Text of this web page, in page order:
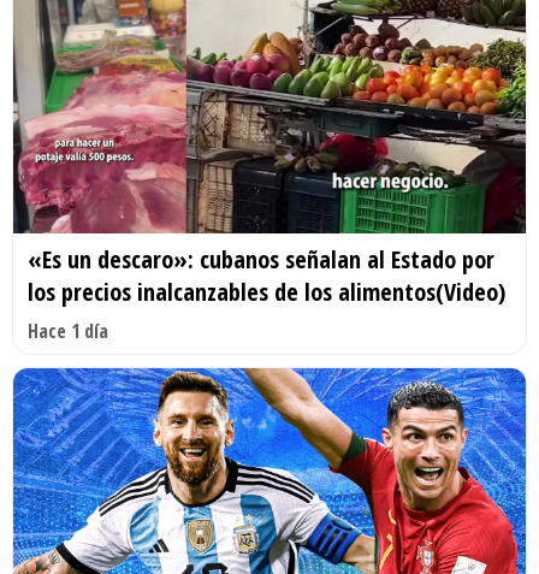
«Es un descaro»: cubanos señalan al Estado por
los precios inalcanzables de los alimentos(Video)
Hace 1 día